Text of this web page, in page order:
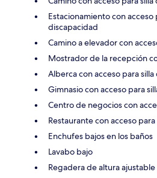
Estacionamiento con acceso
discapacidad
Camino a elevador con
Mostrador de la recepción
Alberca con acceso para
Gimnasio con acceso para
Centro de negocios con
Restaurante con acceso
Enchufes bajos en los baños
Lavabo bajo
Regadera de altura ajustable